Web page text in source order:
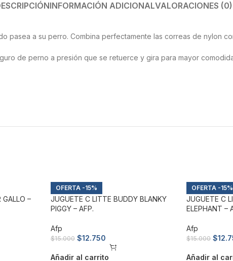
INFORMACIÓN ADICIONALVALORACIONES (0)
pasea a su perro. Combina perfectamente las correas de nylon
de perno a presión que se retuerce y gira para mayor
GALLO –
-15%
JUGUETE C LITTE BUDDY BLANKY
PIGGY – AFP.
Afp
$15.000 $12.750
Añadir al carrito
-15%
JUGUETE C
ELEPHANT –
Afp
$15.000 $
Añadir al